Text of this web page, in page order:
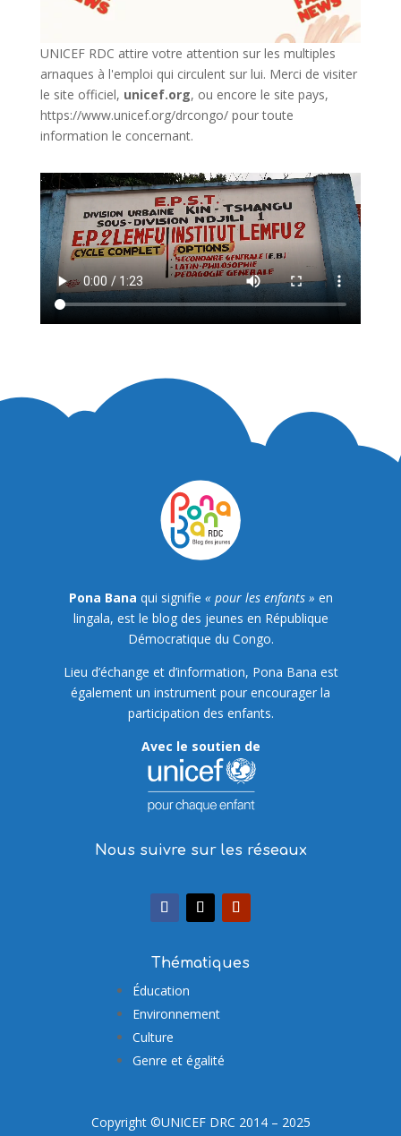
UNICEF RDC attire votre attention sur les multiples
arnaques à l'emploi qui circulent sur lui. Merci de visiter
le site officiel, unicef.org, ou encore le site pays,
https://www.unicef.org/drcongo/pour toute
information le concernant.
Pona Bana qui signifie « pour les enfants » en
lingala, est le blog des jeunes en République
Démocratique du Congo.
Lieu d’échange et d’information, Pona Bana est
également un instrument pour encourager la
participation des enfants.
Avec le soutien de
Nous suivre sur les réseaux
Thématiques
Éducation
Environnement
Culture
Genre et égalité
Copyright ©UNICEF DRC 2014 – 2025